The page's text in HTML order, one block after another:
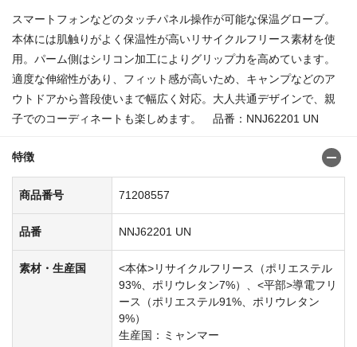
スマートフォンなどのタッチパネル操作が可能な保温グローブ。
本体には肌触りがよく保温性が高いリサイクルフリース素材を使
用。パーム側はシリコン加工によりグリップ力を高めています。
適度な伸縮性があり、フィット感が高いため、キャンプなどのア
ウトドアから普段使いまで幅広く対応。大人共通デザインで、親
子でのコーディネートも楽しめます。 品番：NNJ62201 UN
特徴
商品番号 71208557
品番 NNJ62201 UN
素材・生産国
<本体>リサイクルフリース（ポリエステル
93%、ポリウレタン7%）、<平部>導電フリ
ース（ポリエステル91%、ポリウレタン
9%）
生産国：ミャンマー